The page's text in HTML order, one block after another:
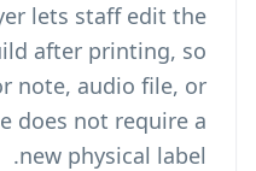
lets staff edit the
after printing, so
note, audio file, or
does not require a
new physical label.